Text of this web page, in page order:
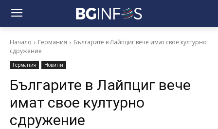
Начало Германия
Българите в Лайпциг вече имат свое културно
сдружение
Германия Новини
Българите в Лайпциг вече
имат свое културно
сдружение